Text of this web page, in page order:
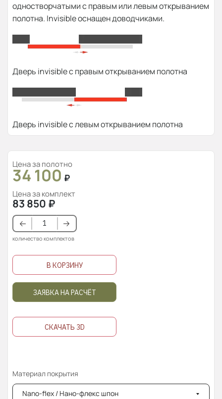
одностворчатыми с правым или левым открыванием
полотна. Invisible оснащен доводчиками.
Дверь invisible с правым открыванием полотна
Дверь invisible с левым открыванием полотна
Цена за полотно
34 100 ₽
Цена за комплект
83 850 ₽
количество комплектов
В КОРЗИНУ
ЗАЯВКА НА РАСЧЁТ
СКАЧАТЬ 3D
Материал покрытия
Nano-flex / Нано-флекс шпон